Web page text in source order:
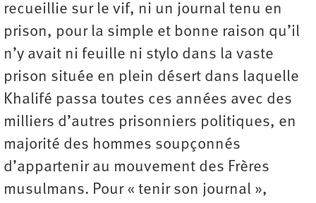
recueillie sur le vif, ni un journal tenu en
prison, pour la simple et bonne raison qu’il
n’y avait ni feuille ni stylo dans la vaste
prison située en plein désert dans laquelle
Khalifé passa toutes ces années avec des
milliers d’autres prisonniers politiques, en
majorité des hommes soupçonnés
d’appartenir au mouvement des Frères
musulmans. Pour « tenir son journal »,